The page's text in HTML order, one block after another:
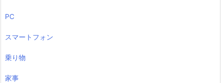
PC
スマートフォン
乗り物
家事